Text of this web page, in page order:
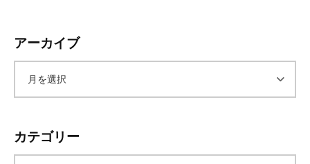
アーカイブ
カ
カテゴリー